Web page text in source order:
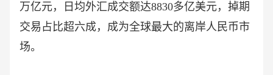
万亿元，日均外汇成交额达8830多亿美元，掉期
交易占比超六成，成为全球最大的离岸人民币市
场。